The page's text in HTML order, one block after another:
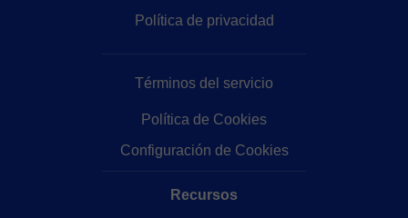
Política de privacidad
Términos del servicio
Política de Cookies
Configuración de Cookies
Recursos